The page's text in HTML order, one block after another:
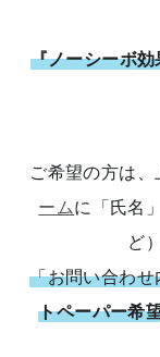
『ノーシーボ
ご希望の方は
ームに「氏名
ど
「お問い合わ
トペーパー希